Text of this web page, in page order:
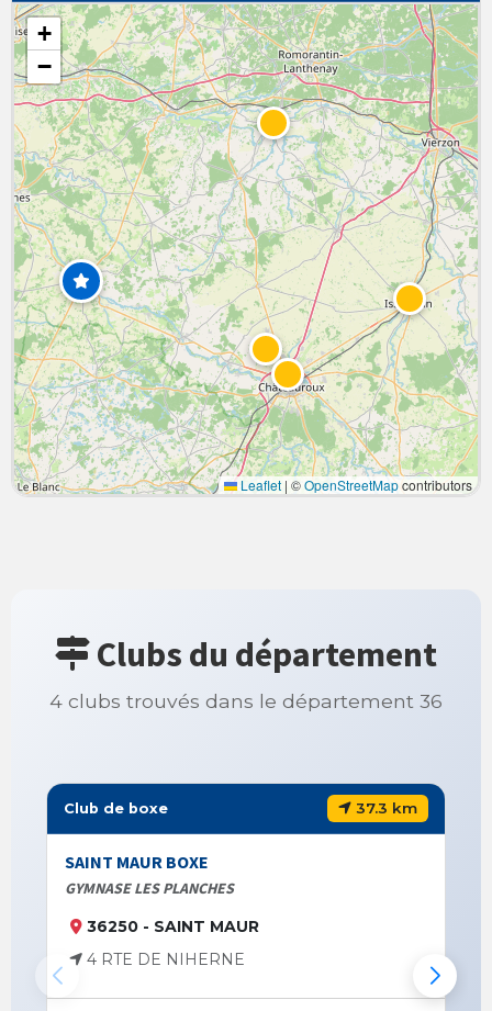
+
−
Leaflet | ©OpenStreetMapcontributors
Clubs du département
4 clubs trouvés dans le département 36
Club de boxe 37.3 km
SAINT MAUR BOXE
GYMNASE LES PLANCHES
36250 - SAINT MAUR
4 RTE DE NIHERNE